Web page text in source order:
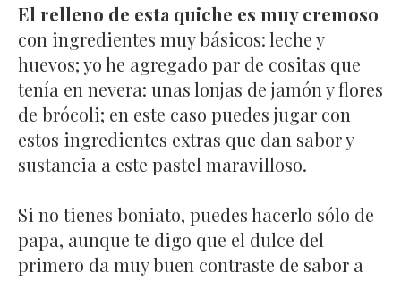
El relleno de esta quiche es muy cremoso
con ingredientes muy básicos: leche y
huevos; yo he agregado par de cositas que
tenía en nevera: unas lonjas de jamón y flores
de brócoli; en este caso puedes jugar con
estos ingredientes extras que dan sabor y
sustancia a este pastel maravilloso.
Si no tienes boniato, puedes hacerlo sólo de
papa, aunque te digo que el dulce del
primero da muy buen contraste de sabor a